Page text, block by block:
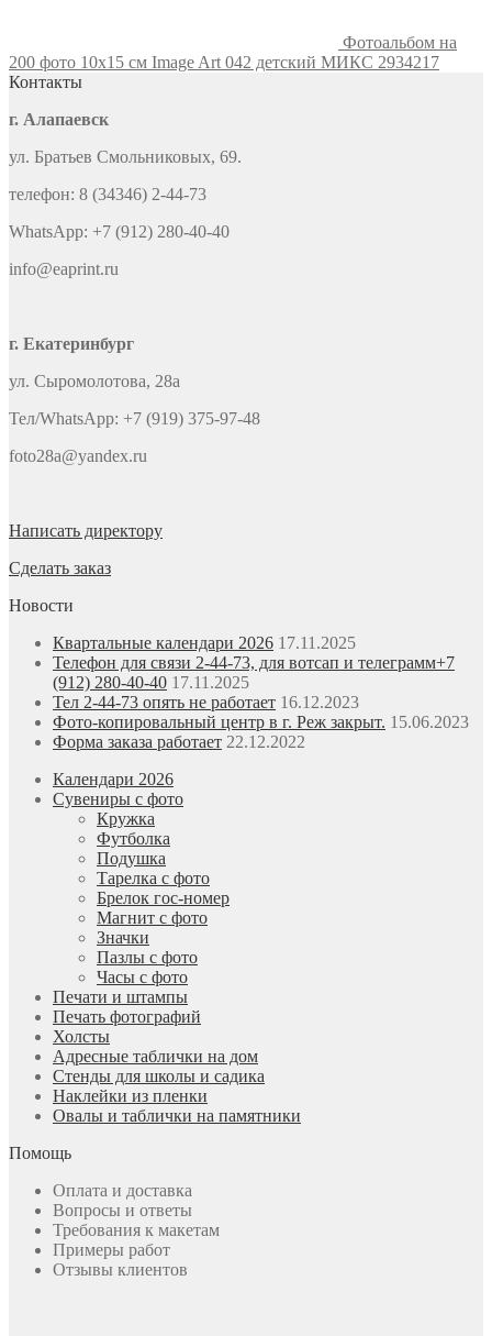
Фотоальбом на
200 фото 10х15 см Image Art 042 детский МИКС 2934217
Контакты
г. Алапаевск
ул. Братьев Смольниковых, 69.
телефон: 8 (34346) 2-44-73
WhatsApp: +7 (912) 280-40-40
info@eaprint.ru
г. Екатеринбург
ул. Сыромолотова, 28а
Тел/WhatsApp: +7 (919) 375-97-48
foto28a@yandex.ru
Написать директору
Сделать заказ
Новости
Квартальные календари 2026 17.11.2025
Телефон для связи 2-44-73, для вотсап и телеграмм+7
(912) 280-40-40 17.11.2025
Тел 2-44-73 опять не работает 16.12.2023
Фото-копировальный центр в г. Реж закрыт. 15.06.2023
Форма заказа работает 22.12.2022
Календари 2026
Сувениры с фото
Кружка
Футболка
Подушка
Тарелка с фото
Брелок гос-номер
Магнит с фото
Значки
Пазлы с фото
Часы с фото
Печати и штампы
Печать фотографий
Холсты
Адресные таблички на дом
Стенды для школы и садика
Наклейки из пленки
Овалы и таблички на памятники
Помощь
Оплата и доставка
Вопросы и ответы
Требования к макетам
Примеры работ
Отзывы клиентов